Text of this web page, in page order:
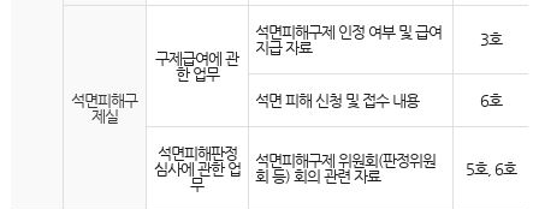
석면피해구
제실
구제급여에 관
한 업무
석면피해구제 인정 여부 및 급여
지급 자료
3호
석면 피해 신청 및 접수 내용 6호
석면피해판정
심사에 관한 업
무
석면피해구제 위원회(판정위원
회 등) 회의 관련 자료
5호, 6호